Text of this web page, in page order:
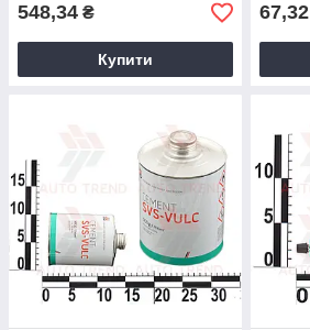
548,34 ₴
Купити
67,32